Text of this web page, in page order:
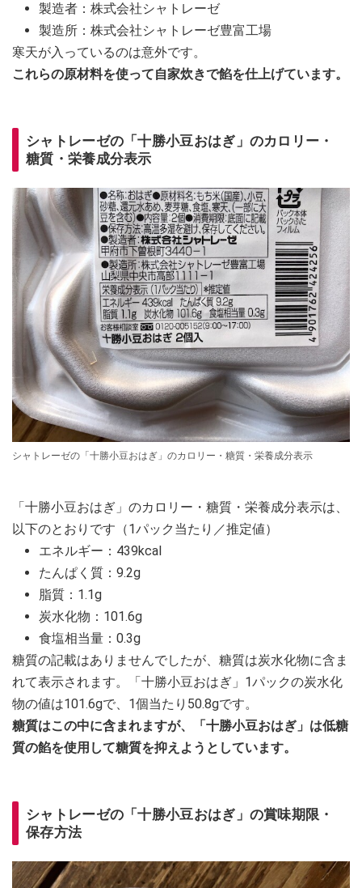
製造者：株式会社シャトレーゼ
製造所：株式会社シャトレーゼ豊富工場
寒天が入っているのは意外です。
これらの原材料を使って自家炊きで餡を仕上げています。
シャトレーゼの「十勝小豆おはぎ」のカロリー・
糖質・栄養成分表示
シャトレーゼの「十勝小豆おはぎ」のカロリー・糖質・栄養成分表示
「十勝小豆おはぎ」のカロリー・糖質・栄養成分表示は、
以下のとおりです（1パック当たり／推定値）
エネルギー：439kcal
たんぱく質：9.2g
脂質：1.1g
炭水化物：101.6g
食塩相当量：0.3g
糖質の記載はありませんでしたが、糖質は炭水化物に含ま
れて表示されます。「十勝小豆おはぎ」1パックの炭水化
物の値は101.6gで、1個当たり50.8gです。
糖質はこの中に含まれますが、「十勝小豆おはぎ」は低糖
質の餡を使用して糖質を抑えようとしています。
シャトレーゼの「十勝小豆おはぎ」の賞味期限・
保存方法